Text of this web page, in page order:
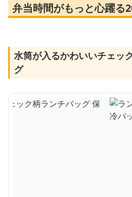
弁当時間がもっと心躍る
水筒が入るかわいいチェッ
グ